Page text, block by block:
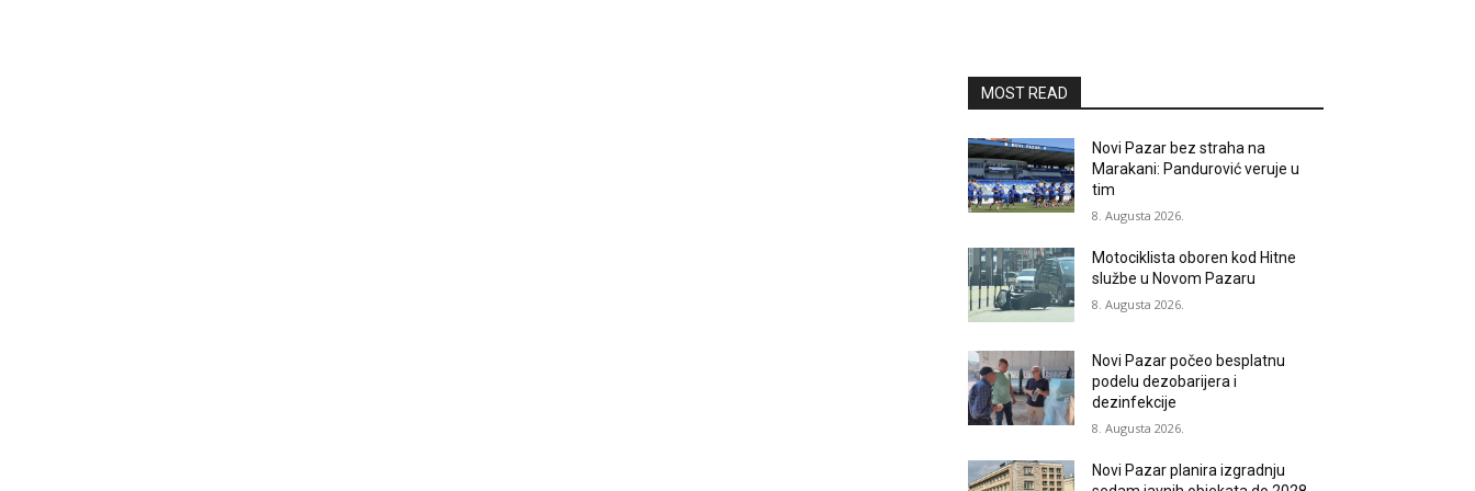
MOST READ
Novi Pazar bez straha na
Marakani: Pandurović veruje u
tim
8. Augusta 2026.
Motociklista oboren kod Hitne
službe u Novom Pazaru
8. Augusta 2026.
Novi Pazar počeo besplatnu
podelu dezobarijera i
dezinfekcije
8. Augusta 2026.
Novi Pazar planira izgradnju